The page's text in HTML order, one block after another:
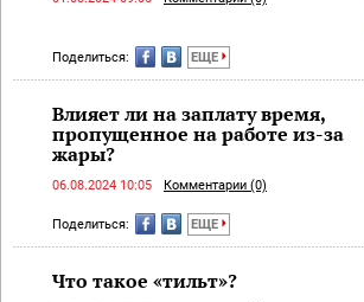
Поделиться: ЕЩЕ
Влияет ли на заплату время,
пропущенное на работе из-за
жары?
06.08.2024 10:05 Комментарии (0)
Поделиться: ЕЩЕ
Что такое «тильт»?